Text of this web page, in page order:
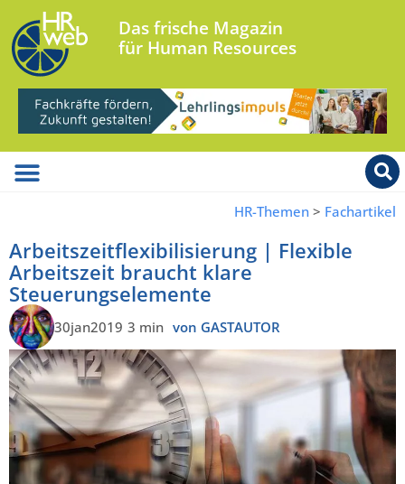
Das frische Magazin
für Human Resources
HR-Themen > Fachartikel
Arbeitszeitflexibilisierung | Flexible
Arbeitszeit braucht klare
Steuerungselemente
30jan2019 3 min von GASTAUTOR